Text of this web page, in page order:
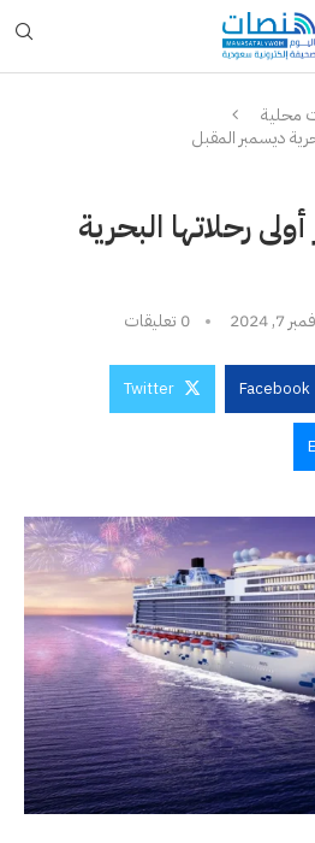
محلية
ديسمبر المقبل
رحلاتها البحرية
7, 2024 0 تعليقات
Facebook
Twitter